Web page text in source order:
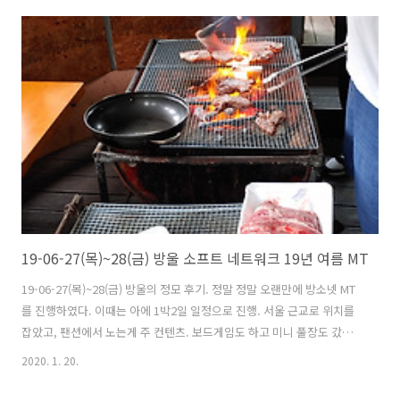
19-06-27(목)~28(금) 방울 소프트 네트워크 19년 여름 MT
19-06-27(목)~28(금) 방울의 정모 후기. 정말 정말 오랜만에 방소넷 MT
를 진행하였다. 이때는 아에 1박2일 일정으로 진행. 서울 근교로 위치를
잡았고, 팬션에서 노는게 주 컨텐츠. 보드게임도 하고 미니 풀장도 갔었
는데 다 얼굴 나온 사진들이라 편집하기 귀찮아서 그냥 뺐습니당 ^__^
2020. 1. 20.